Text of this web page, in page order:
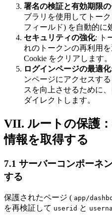
署名の検証と有効期限
ブラリを使用してトー
フィールド) を自動的に
セキュリティの強化: ト
れのトークンの再利用
Cookie をクリアします。
ログインページの最適化
ンページにアクセスす
スを向上させるために
ダイレクトします。
VII. ルートの保護
情報を取得する
7.1 サーバーコンポーネ
する
保護されたページ ( app/
を再検証して userid と